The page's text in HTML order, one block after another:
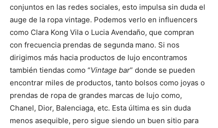
conjuntos en las redes sociales, esto impulsa sin duda el
auge de la ropa vintage. Podemos verlo en influencers
como Clara Kong Vila o Lucia Avendaño, que compran
con frecuencia prendas de segunda mano. Si nos
dirigimos más hacia productos de lujo encontramos
también tiendas como “Vintage bar” donde se pueden
encontrar miles de productos, tanto bolsos como joyas o
prendas de ropa de grandes marcas de lujo como,
Chanel, Dior, Balenciaga, etc. Esta última es sin duda
menos asequible, pero sigue siendo un buen sitio para